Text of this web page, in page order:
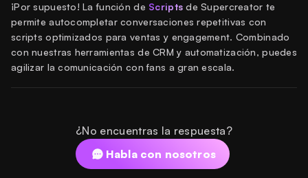
¡Por supuesto! La función de Scripts de Supercreator te
permite autocompletar conversaciones repetitivas con
scripts optimizados para ventas y engagement. Combinado
con nuestras herramientas de CRM y automatización, puedes
agilizar la comunicación con fans a gran escala.
¿No encuentras la respuesta?
Habla con nosotros